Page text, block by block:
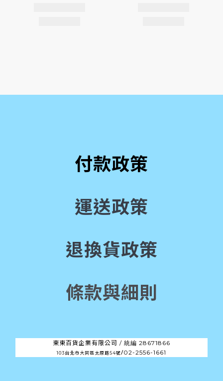
付款政策
運送政策
退換貨政策
條款與細則
東東百貨企業有限公司 / 統編 28671866
103台北市大同區太原路54號/02-2556-1661